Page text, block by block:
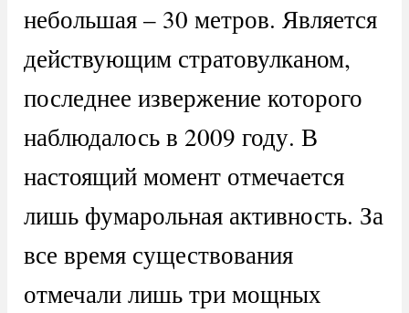
небольшая – 30 метров. Является
действующим стратовулканом,
последнее извержение которого
наблюдалось в 2009 году. В
настоящий момент отмечается
лишь фумарольная активность. За
все время существования
отмечали лишь три мощных